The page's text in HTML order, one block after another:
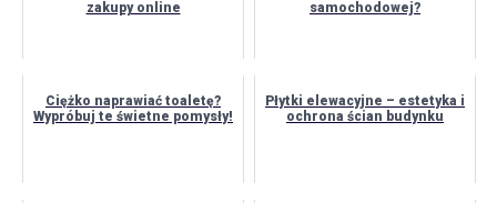
zakupy online
samochodowej?
Ciężko naprawiać toaletę?
Wypróbuj te świetne pomysły!
Płytki elewacyjne – estetyka i
ochrona ścian budynku